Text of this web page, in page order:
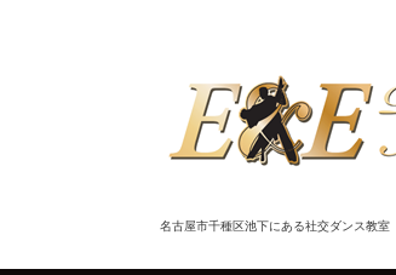
名古屋市千種区池下にある社交ダンス教室